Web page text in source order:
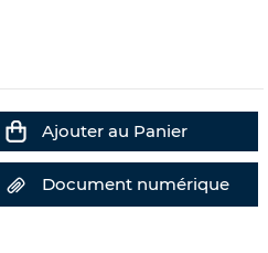
Ajouter au Panier
Document numérique